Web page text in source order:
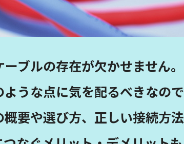
ブルの存在が欠かせません。
うな点に気を配るべきなので
要や選び方、正しい接続方法